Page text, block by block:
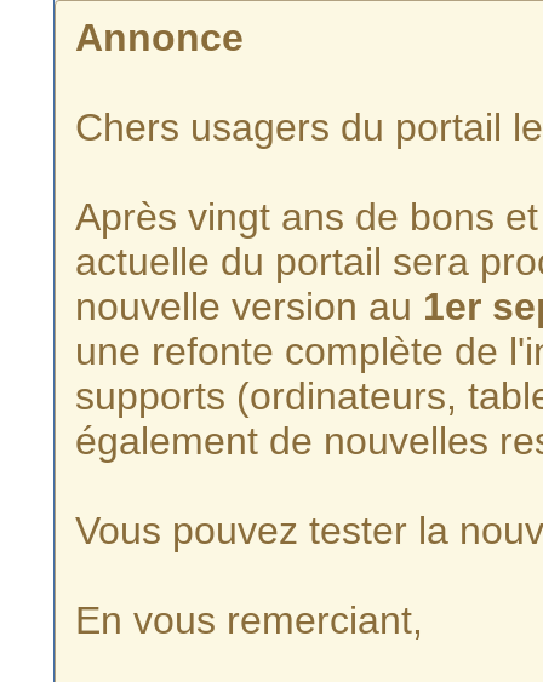
Annonce
Chers usagers du portail
Après vingt ans de bons
actuelle du portail sera
nouvelle version au 1er
une refonte complète de
supports (ordinateurs,
également de nouvelles
Vous pouvez tester la
En vous remerciant,